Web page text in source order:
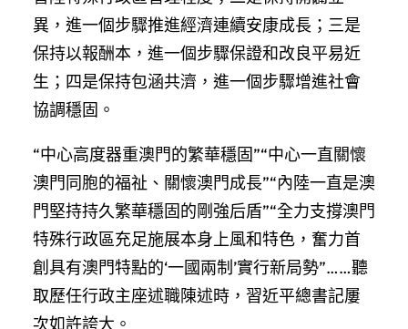
異，進一個步驟推進經濟連續安康成長；三是
保持以報酬本，進一個步驟保證和改良平易近
生；四是保持包涵共濟，進一個步驟增進社會
協調穩固。
“中心高度器重澳門的繁華穩固”“中心一直關懷
澳門同胞的福祉、關懷澳門成長”“內陸一直是澳
門堅持持久繁華穩固的剛強后盾”“全力支撐澳門
特殊行政區充足施展本身上風和特色，奮力首
創具有澳門特點的‘一國兩制’實行新局勢”……聽
取歷任行政主座述職陳述時，習近平總書記屢
次如許誇大。